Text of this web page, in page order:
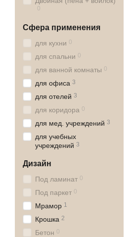
0
Сфера применения
для кухни 0
для спальни 0
для ванной комнаты 0
для офиса 3
для отелей 3
для коридора 0
для мед. учреждений 3
для учебных
учреждений 3
Дизайн
Под ламинат 0
Под паркет 0
Мрамор 1
Крошка 2
Бетон 0